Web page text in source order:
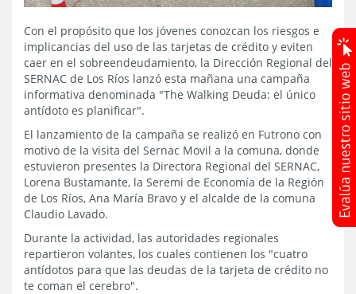
Con el propósito que los jóvenes conozcan los riesgos e
implicancias del uso de las tarjetas de crédito y eviten
caer en el sobreendeudamiento, la Dirección Regional del
SERNAC de Los Ríos lanzó esta mañana una campaña
informativa denominada "The Walking Deuda: el único
antídoto es planificar".
El lanzamiento de la campaña se realizó en Futrono con
motivo de la visita del Sernac Movil a la comuna, donde
estuvieron presentes la Directora Regional del SERNAC,
Lorena Bustamante, la Seremi de Economía de la Región
de Los Ríos, Ana María Bravo y el alcalde de la comuna
Claudio Lavado.
Durante la actividad, las autoridades regionales
repartieron volantes, los cuales contienen los "cuatro
antídotos para que las deudas de la tarjeta de crédito no
te coman el cerebro".